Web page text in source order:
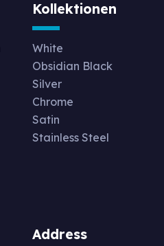
Kollektionen
White
Obsidian Black
Silver
Chrome
Satin
Stainless Steel
Address